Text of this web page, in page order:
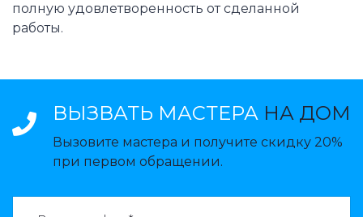
полную удовлетворенность от сделанной
работы.
ВЫЗВАТЬ МАСТЕРА НА ДОМ
Вызовите мастера и получите скидку 20%
при первом обращении.